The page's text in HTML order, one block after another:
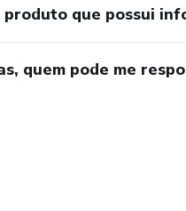
produto que possui
quem pode me